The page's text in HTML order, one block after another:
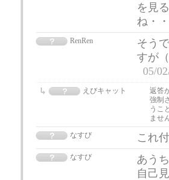
を見
ね・
RenRen
そう
すが
05/
えびキャット
返答
強制
うこ
ませ
なすび
これ
なすび
あう
自己